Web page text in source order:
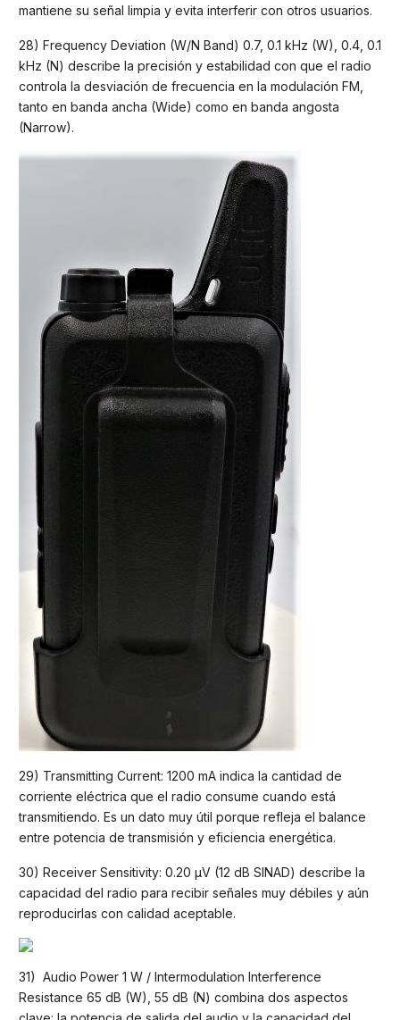
mantiene su señal limpia y evita interferir con otros usuarios.
28) Frequency Deviation (W/N Band) 0.7, 0.1 kHz (W), 0.4, 0.1
kHz (N) describe la precisión y estabilidad con que el radio
controla la desviación de frecuencia en la modulación FM,
tanto en banda ancha (Wide) como en banda angosta
(Narrow).
29) Transmitting Current: 1200 mA indica la cantidad de
corriente eléctrica que el radio consume cuando está
transmitiendo. Es un dato muy útil porque refleja el balance
entre potencia de transmisión y eficiencia energética.
30) Receiver Sensitivity: 0.20 µV (12 dB SINAD) describe la
capacidad del radio para recibir señales muy débiles y aún
reproducirlas con calidad aceptable.
31) Audio Power 1 W / Intermodulation Interference
Resistance 65 dB (W), 55 dB (N) combina dos aspectos